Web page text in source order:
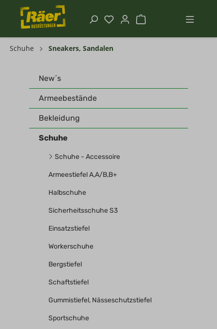
Schuhe Sneakers, Sandalen
New´s
Armeebestände
Bekleidung
Schuhe
Schuhe - Accessoire
Armeestiefel A,A/B,B+
Halbschuhe
Sicherheitsschuhe S3
Einsatzstiefel
Workerschuhe
Bergstiefel
Schaftstiefel
Gummistiefel, Nässeschutzstiefel
Sportschuhe